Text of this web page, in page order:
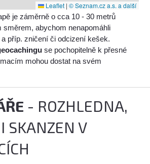
Leaflet | © Seznam.cz a.s. a další
je záměrně o cca 10 - 30 metrů
směrem, abychom nenapomáhli
příp. zničení či odcizení kešek.
se pochopitelně k přesné
mohou dostat na svém
- ROZHLEDNA,
SKANZEN V